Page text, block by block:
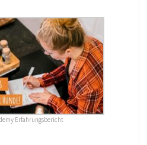
Erfahrungsbericht